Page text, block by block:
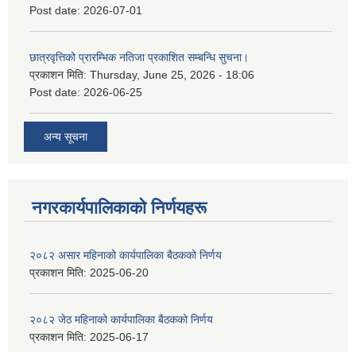
Post date: 2026-07-01
छात्रवृत्तिको प्रारम्भिक नतिजा प्रकाशित सम्बन्धि सुचना।
प्रकाशन मिति: Thursday, June 25, 2026 - 18:06
Post date: 2026-06-25
अन्य सूचना
नगरकार्यपालिकाकाे निर्णयहरू
२०८२ असार महिनाको कार्यपालिका बैठकको निर्णय
प्रकाशन मिति: 2025-06-20
२०८२ जेठ महिनाको कार्यपालिका बैठकको निर्णय
प्रकाशन मिति: 2025-06-17